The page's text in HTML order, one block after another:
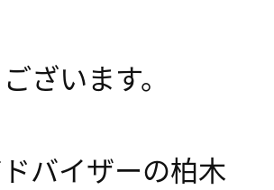
ざいます。
バイザーの柏木